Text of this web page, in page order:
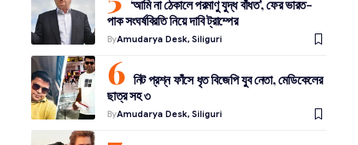
‘আমি না ঠেকালে পরমাণু যুদ্ধ বাঁধত’, ফের ভারত-
পাক সংঘর্ষবিরতি নিয়ে দাবি ট্রাম্পের
ByAmudarya Desk, Siliguri
নিট প্রশ্ন ফাঁসে ধৃত বিজেপি যুব নেতা, মেডিকেলের
ছাত্র সহ ৩
ByAmudarya Desk, Siliguri